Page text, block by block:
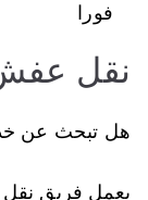
فورا
نقل
هل تبحث عن
يعمل فريق